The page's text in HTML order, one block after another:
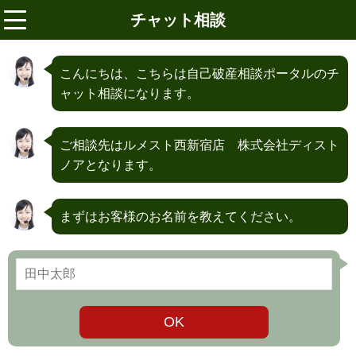
チャット相談
こんにちは、こちらは自己破産相談ポータルのチ
ャット相談になります。
ご相談先はルメスト西新宿店 株式会社ディスト
ノアとなります。
まずはお客様のお名前を教えてください。
OK